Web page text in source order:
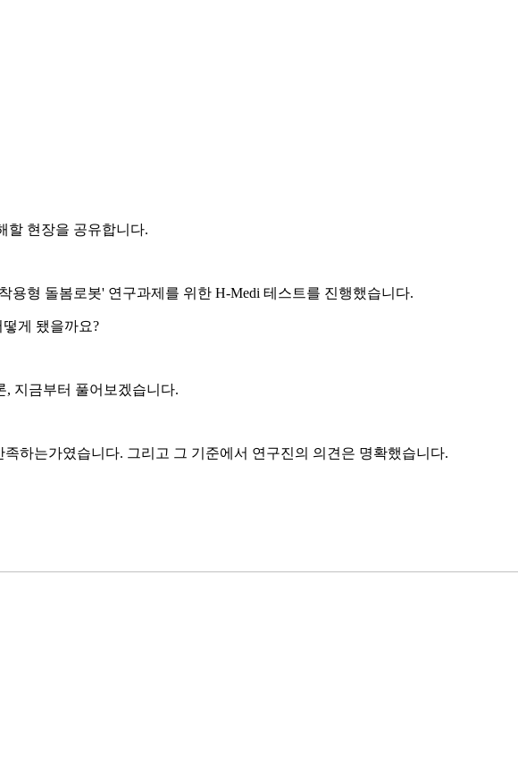
할 현장을 공유합니다.
용형 돌봄로봇' 연구과제를 위한 H-Medi 테스트를 진행했습니다.
게 됐을까요?
, 지금부터 풀어보겠습니다.
하는가였습니다. 그리고 그 기준에서 연구진의 의견은 명확했습니다.